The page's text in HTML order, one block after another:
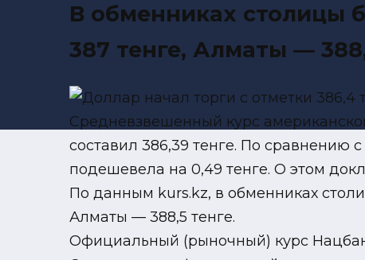
В обменниках столицы
387 тенге, Алматы —
Средневзвешенный курс
составил 386,39 тенге. По сравнению
подешевела на 0,49 тенге. О этом
По данным kurs.kz, в обменниках
Алматы — 388,5 тенге.
Официальный (рыночный) курс